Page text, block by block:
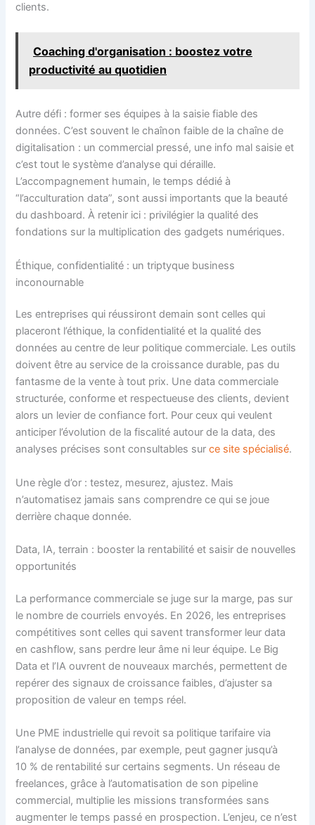
clients.
Coaching d'organisation : boostez votre
productivité au quotidien
Autre défi : former ses équipes à la saisie fiable des
données. C’est souvent le chaînon faible de la chaîne de
digitalisation : un commercial pressé, une info mal saisie et
c’est tout le système d’analyse qui déraille.
L’accompagnement humain, le temps dédié à
“l’acculturation data”, sont aussi importants que la beauté
du dashboard. À retenir ici : privilégier la qualité des
fondations sur la multiplication des gadgets numériques.
Éthique, confidentialité : un triptyque business
inconournable
Les entreprises qui réussiront demain sont celles qui
placeront l’éthique, la confidentialité et la qualité des
données au centre de leur politique commerciale. Les outils
doivent être au service de la croissance durable, pas du
fantasme de la vente à tout prix. Une data commerciale
structurée, conforme et respectueuse des clients, devient
alors un levier de confiance fort. Pour ceux qui veulent
anticiper l’évolution de la fiscalité autour de la data, des
analyses précises sont consultables surce site spécialisé.
Une règle d’or : testez, mesurez, ajustez. Mais
n’automatisez jamais sans comprendre ce qui se joue
derrière chaque donnée.
Data, IA, terrain : booster la rentabilité et saisir de nouvelles
opportunités
La performance commerciale se juge sur la marge, pas sur
le nombre de courriels envoyés. En 2026, les entreprises
compétitives sont celles qui savent transformer leur data
en cashflow, sans perdre leur âme ni leur équipe. Le Big
Data et l’IA ouvrent de nouveaux marchés, permettent de
repérer des signaux de croissance faibles, d’ajuster sa
proposition de valeur en temps réel.
Une PME industrielle qui revoit sa politique tarifaire via
l’analyse de données, par exemple, peut gagner jusqu’à
10 % de rentabilité sur certains segments. Un réseau de
freelances, grâce à l’automatisation de son pipeline
commercial, multiplie les missions transformées sans
augmenter le temps passé en prospection. L’enjeu, ce n’est